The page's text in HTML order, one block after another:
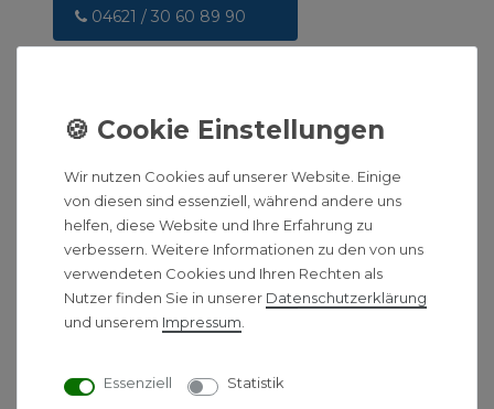
04621 / 30 60 89 90
Informationen
Ratgeber
Herstellerwelten
Warum UNIDOMO?
Wir nutzen Cookies auf unserer Website. Einige
von diesen sind essenziell, während andere uns
helfen, diese Website und Ihre Erfahrung zu
verbessern. Weitere Informationen zu den von uns
verwendeten Cookies und Ihren Rechten als
Nutzer finden Sie in unserer Daten­schutz­erklärung
und unserem Impressum
Essenziell Statistik